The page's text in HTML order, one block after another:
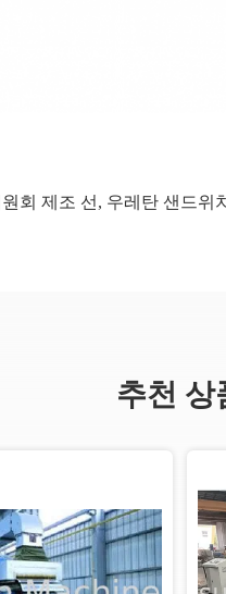
회 제조 선 , 우레탄 샌드위
추천 상